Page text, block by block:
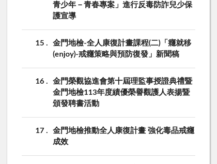
青少年－青春專案」進行反毒防詐兒少保
護宣導
15
金門地檢-全人康復計畫課程(二)「癮就移
(enjoy)-戒癮策略與預防復發」新聞稿
16
金門榮觀協進會第十屆理監事授證典禮暨
金門地檢113年度績優榮譽觀護人表揚暨
頒發聘書活動
17
金門地檢推動全人康復計畫 強化毒品戒癮
成效